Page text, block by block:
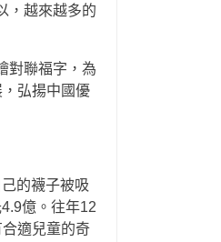
，越來越多的
對聯福字，為
弘揚中國優
的襪子被吸
億。往年12
適兒童的奇